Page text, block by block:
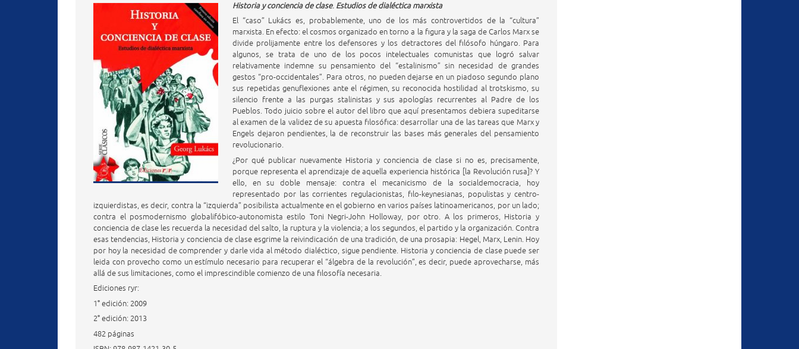
Historia y conciencia de clase. Estudios de dialéctica marxista
El “caso” Lukács es, probablemente, uno de los más controvertidos de la “cultura”
marxista. En efecto: el cosmos organizado en torno a la figura y la saga de Carlos Marx se
divide prolijamente entre los defensores y los detractores del filósofo húngaro. Para
algunos, se trata de uno de los pocos intelectuales comunistas que logró salvar
relativamente indemne su pensamiento del “estalinismo” sin necesidad de grandes
gestos “pro-occidentales”. Para otros, no pueden dejarse en un piadoso segundo plano
sus repetidas genuflexiones ante el régimen, su reconocida hostilidad al trotskismo, su
silencio frente a las purgas stalinistas y sus apologías recurrentes al Padre de los
Pueblos. Todo juicio sobre el autor del libro que aquí presentamos debiera supeditarse
al examen de la validez de su apuesta filosófica: desarrollar una de las tareas que Marx y
Engels dejaron pendientes, la de reconstruir las bases más generales del pensamiento
revolucionario.
¿Por qué publicar nuevamente Historia y conciencia de clase si no es, precisamente,
porque representa el aprendizaje de aquella experiencia histórica [la Revolución rusa]? Y
ello, en su doble mensaje: contra el mecanicismo de la socialdemocracia, hoy
representado por las corrientes regulacionistas, filo-keynesianas, populistas y centro-
izquierdistas, es decir, contra la “izquierda” posibilista actualmente en el gobierno en varios países latinoamericanos, por un lado;
contra el posmodernismo globalifóbico-autonomista estilo Toni Negri-John Holloway, por otro. A los primeros, Historia y
conciencia de clase les recuerda la necesidad del salto, la ruptura y la violencia; a los segundos, el partido y la organización. Contra
esas tendencias, Historia y conciencia de clase esgrime la reivindicación de una tradición, de una prosapia: Hegel, Marx, Lenin. Hoy
por hoy la necesidad de comprender y darle vida al método dialéctico, sigue pendiente. Historia y conciencia de clase puede ser
leida con provecho como un estímulo necesario para recuperar el “álgebra de la revolución”, es decir, puede aprovecharse, más
allá de sus limitaciones, como el imprescindible comienzo de una filosofía necesaria.
Ediciones ryr:
1° edición: 2009
2° edición: 2013
482 páginas